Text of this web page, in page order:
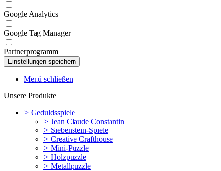
Google Analytics
Google Tag Manager
Partnerprogramm
Menü schließen
Unsere Produkte
> Geduldsspiele
> Jean Claude Constantin
> Siebenstein-Spiele
> Creative Crafthouse
> Mini-Puzzle
> Holzpuzzle
> Metallpuzzle